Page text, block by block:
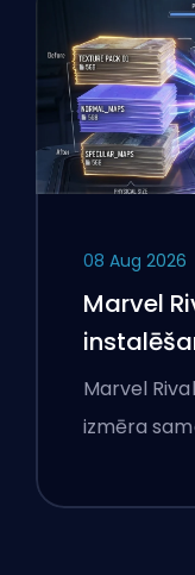
08 Aug 2026
Marvel
Marvel
izmēra